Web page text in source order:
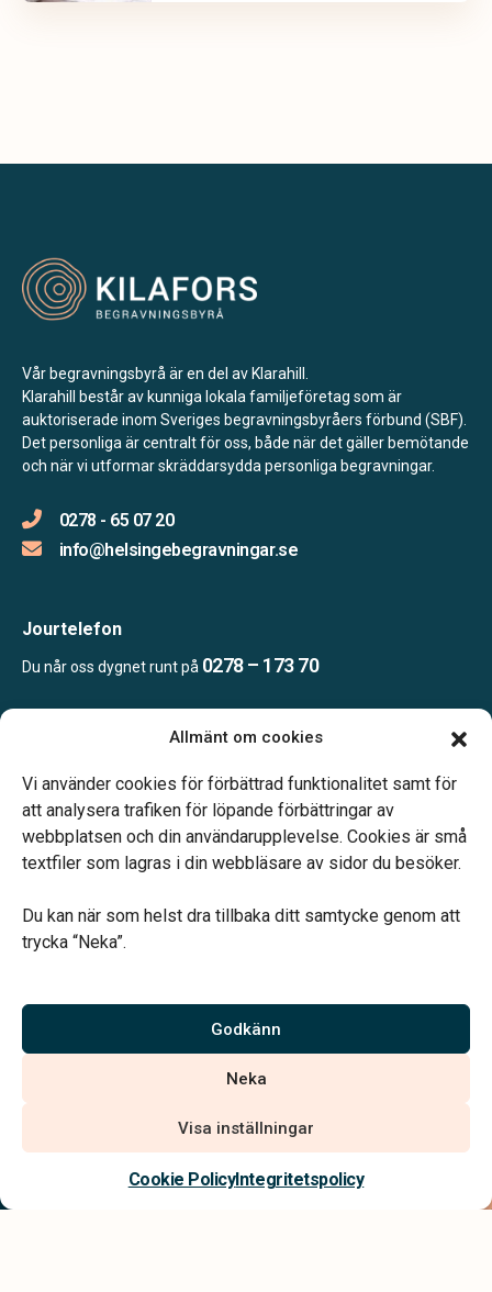
Allmänt om cookies
Vi använder cookies för förbättrad funktionalitet samt för
att analysera trafiken för löpande förbättringar av
webbplatsen och din användarupplevelse. Cookies är små
textfiler som lagras i din webbläsare av sidor du besöker.
Du kan när som helst dra tillbaka ditt samtycke genom att
trycka “Neka”.
Godkänn
Neka
Visa inställningar
Cookie PolicyIntegritetspolicy
Kontakta oss
Vår begravningsbyrå är en del av Klarahill.
Klarahill består av kunniga lokala familjeföretag som är
auktoriserade inom Sveriges begravningsbyråers förbund (SBF).
Det personliga är centralt för oss, både när det gäller bemötande
och när vi utformar skräddarsydda personliga begravningar.
0278 - 65 07 20
info@helsingebegravningar.se
Jourtelefon
Du når oss dygnet runt på 0278 – 173 70
Kontoret bemannas enligt telefonöverenskommelse
Vårt systerbolag Verahill hjälper dig med familjejuridiken –
Vi är auktoriserade av Sveriges Begravningsbyråers Förbund och
har högt ställda krav på utbildning, kvalitet, miljö och arbetsmiljö.